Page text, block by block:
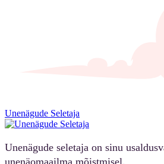
Unenägude Seletaja
Unenägude seletaja on sinu
unenäomaailma mõistmisel.